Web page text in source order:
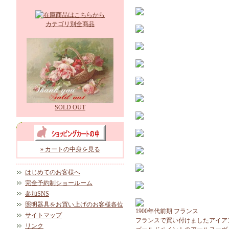
カテゴリ別全商品
SOLD OUT
» カートの中身を見る
はじめてのお客様へ
完全予約制ショールーム
参加SNS
照明器具をお買い上げのお客様各位
サイトマップ
リンク
1900年代前期 フランス
フランスで買い付けましたアイア